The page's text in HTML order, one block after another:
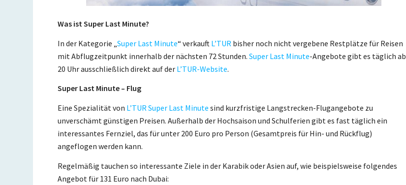
Was ist Super Last Minute?
In der Kategorie „Super Last Minute“ verkauft L’TUR bisher noch nicht vergebene Restplätze für Reisen
mit Abflugzeitpunkt innerhalb der nächsten 72 Stunden.Super Last Minute-Angebote gibt es täglich ab
20 Uhr ausschließlich direkt auf der L’TUR-Website.
Super Last Minute – Flug
Eine Spezialität von L’TUR Super Last Minute sind kurzfristige Langstrecken-Flugangebote zu
unverschämt günstigen Preisen. Außerhalb der Hochsaison und Schulferien gibt es fast täglich ein
interessantes Fernziel, das für unter 200 Euro pro Person (Gesamtpreis für Hin- und Rückflug)
angeflogen werden kann.
Regelmäßig tauchen so interessante Ziele in der Karabik oder Asien auf, wie beispielsweise folgendes
Angebot für 131 Euro nach Dubai: